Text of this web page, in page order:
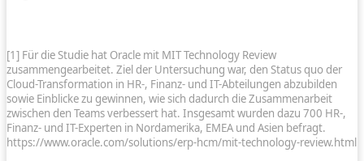
[1] Für die Studie hat Oracle mit MIT Technology Review
zusammengearbeitet. Ziel der Untersuchung war, den Status quo der
Cloud-Transformation in HR-, Finanz- und IT-Abteilungen abzubilden
sowie Einblicke zu gewinnen, wie sich dadurch die Zusammenarbeit
zwischen den Teams verbessert hat. Insgesamt wurden dazu 700 HR-,
Finanz- und IT-Experten in Nordamerika, EMEA und Asien befragt.
https://www.oracle.com/solutions/erp-hcm/mit-technology-review.html